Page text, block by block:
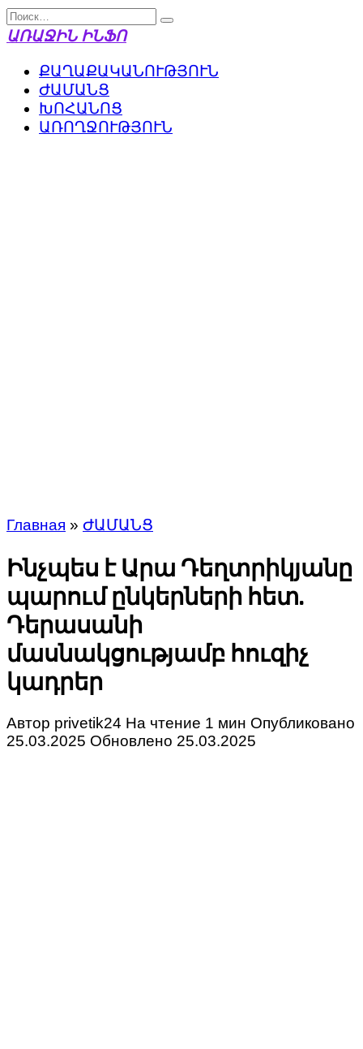
Перейти
к
Search
for:
ԱՌԱՋԻՆ ԻՆՖՈ
ՔԱՂԱՔԱԿԱՆՈՒԹՅՈՒՆ
ԺԱՄԱՆՑ
ԽՈՀԱՆՈՑ
ԱՌՈՂՋՈՒԹՅՈՒՆ
Главная » ԺԱՄԱՆՑ
Ինչպես է Արա Դեղտրիկյանը
պարում ընկերների հետ.
Դերասանի
մասնակցությամբ հուզիչ
կադրեր
Автор privetik24 На чтение 1 мин Опубликовано
25.03.2025 Обновлено 25.03.2025